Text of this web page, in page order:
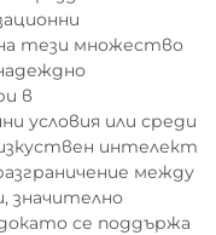
тези множество
в
условия или среди
интелект
между
значително
се поддържа